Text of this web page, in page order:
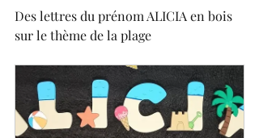
Des lettres du prénom ALICIA en bois
sur le thème de la plage